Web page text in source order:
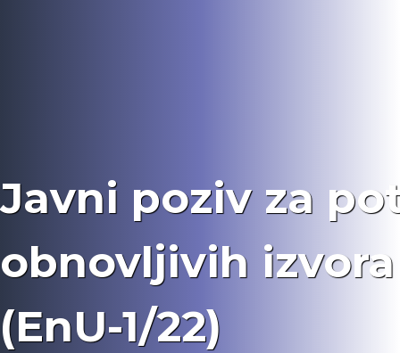
Javni poziv za
obnovljivih
(EnU-1/22)